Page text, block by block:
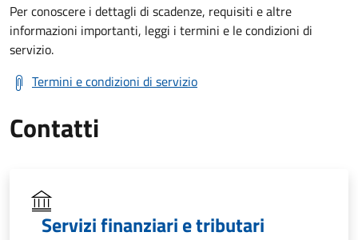
Per conoscere i dettagli di scadenze, requisiti e altre
informazioni importanti, leggi i termini e le condizioni di
servizio.
Termini e condizioni di servizio
Contatti
Servizi finanziari e tributari